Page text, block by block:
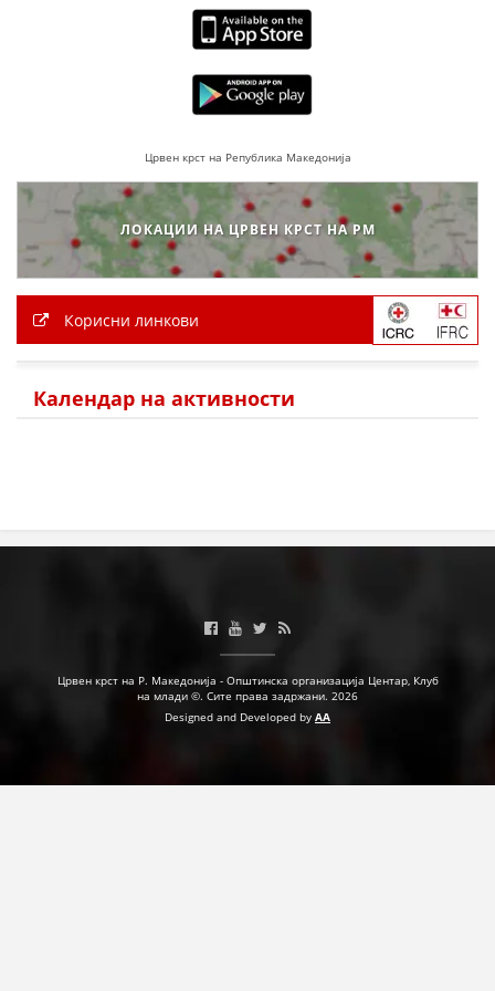
ДЕЈСТВУВАЊЕ
СТРАТЕГИИ
ЕДУКАТИВНО ИНФОРМАТИВНИ МАТЕРИЈАЛИ
БРОШУРИ
Црвен крст на Република Македонија
ЛОКАЦИИ НА ЦРВЕН КРСТ НА РМ
Корисни линкови
Календар на активности
Црвен крст на Р. Македонија - Општинска организација Центар, Клуб
на млади ©. Сите права задржани. 2026
Designed and Developed by AA